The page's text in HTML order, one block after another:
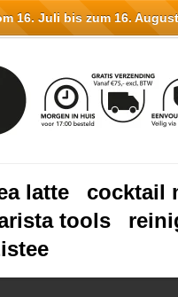
latte
cocktail
tools
16. Juli bis zum 16.